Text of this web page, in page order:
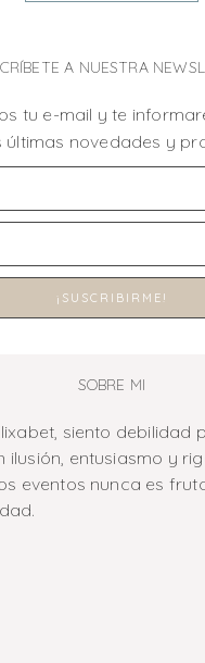
A NUESTRA
tu e-mail y te
últimas novedades y
SOBRE MI
siento debilidad
entusiasmo y
eventos nunca es